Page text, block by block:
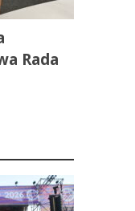
Rada